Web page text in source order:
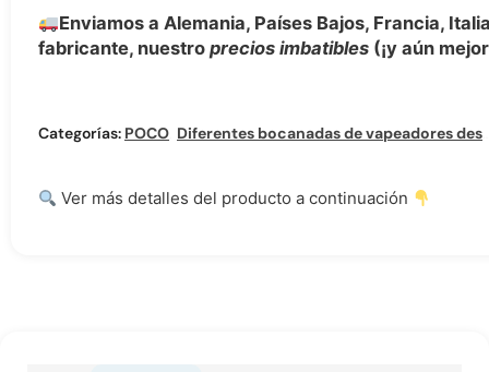
Enviamos a Alemania, Países Bajos, Francia,
fabricante, nuestro precios imbatibles (¡y aún
Categorías: POCO Diferentes bocanadas de vapeadores desechables
Ver más detalles del producto a continuación